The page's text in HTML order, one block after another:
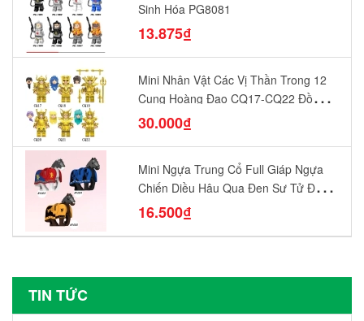
Sinh Hóa PG8081
13.875₫
Mini Nhân Vật Các Vị Thần Trong 12
Cung Hoàng Đạo CQ17-CQ22 Đồ
Chơi Lắp Ráp Mô Hình Yêu Thích
30.000₫
Mini Ngựa Trung Cổ Full Giáp Ngựa
Chiến Diều Hâu Quạ Đen Sư Tử Đỏ
N1003 - N1005 Đồ Chơi Lắp Ráp Mô
16.500₫
TIN TỨC